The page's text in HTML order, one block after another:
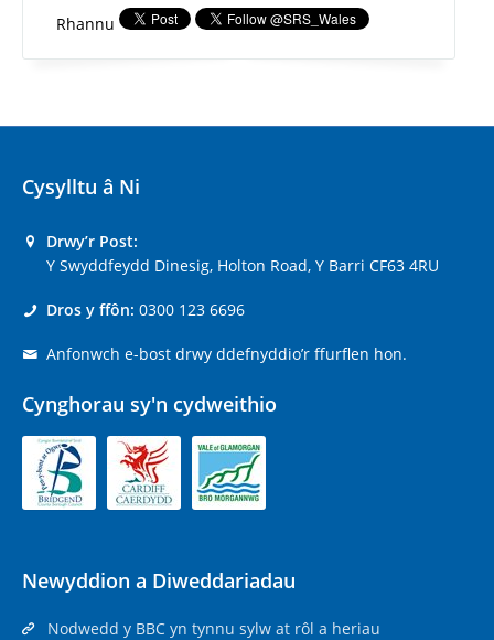
Rhannu
Cysylltu â Ni
Drwy’r Post:
Y Swyddfeydd Dinesig, Holton Road, Y Barri CF63 4RU
Dros y ffôn: 0300 123 6696
Anfonwch e-bost drwy ddefnyddio’r ffurflen hon.
Cynghorau sy'n cydweithio
Newyddion a Diweddariadau
Nodwedd y BBC yn tynnu sylw at rôl a heriau